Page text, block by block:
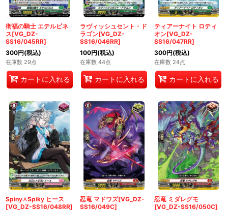
衛福の騎士 エテルピネ
ス[VG_DZ-
SS16/045RR]
300円(税込)
在庫数 29点
カートに入れる
ラヴィッシュセント・ド
ラゴン[VG_DZ-
SS16/046RR]
100円(税込)
在庫数 44点
カートに入れる
ティアーナイト ロティ
オン[VG_DZ-
SS16/047RR]
300円(税込)
在庫数 24点
カートに入れる
Spiny∧Spiky ヒース
[VG_DZ-SS16/048RR]
忍竜 マドワズ[VG_DZ-
SS16/049C]
忍竜 ミダレグモ
[VG_DZ-SS16/050C]